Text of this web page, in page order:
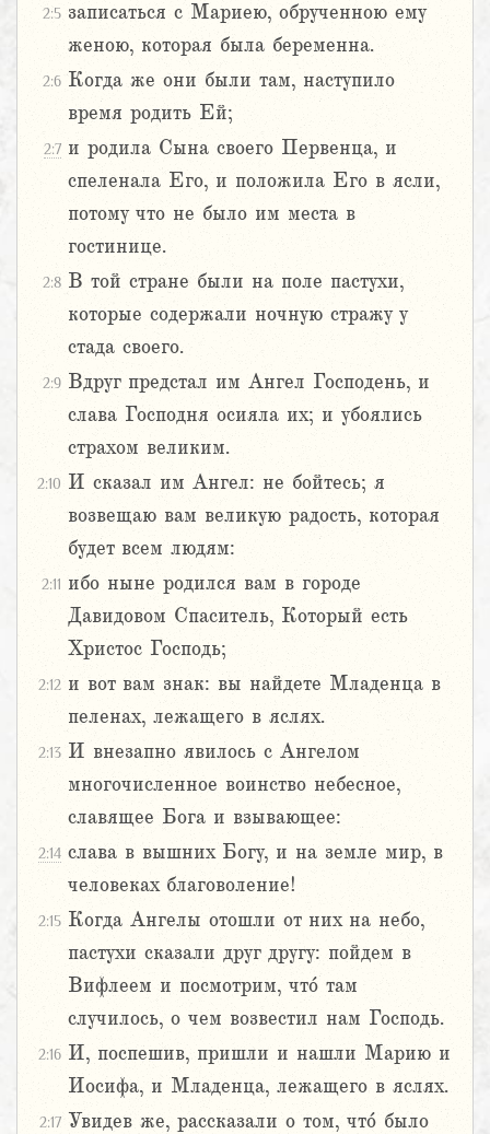
2:5 записаться с Мариею, обрученною ему
женою, которая была беременна.
2:6 Когда же они были там, наступило
время родить Ей;
2:7 и родила Сына своего Первенца, и
спеленала Его, и положила Его в ясли,
потому что не было им места в
гостинице.
2:8 В той стране были на поле пастухи,
которые содержали ночную стражу у
стада своего.
2:9 Вдруг предстал им Ангел Господень, и
слава Господня осияла их; и убоялись
страхом великим.
2:10 И сказал им Ангел: не бойтесь; я
возвещаю вам великую радость, которая
будет всем людям:
2:11 ибо ныне родился вам в городе
Давидовом Спаситель, Который есть
Христос Господь;
2:12 и вот вам знак: вы найдете Младенца в
пеленах, лежащего в яслях.
2:13 И внезапно явилось с Ангелом
многочисленное воинство небесное,
славящее Бога и взывающее:
2:14 слава в вышних Богу, и на земле мир, в
человеках благоволение!
2:15 Когда Ангелы отошли от них на небо,
пастухи сказали друг другу: пойдем в
Вифлеем и посмотрим, что́ там
случилось, о чем возвестил нам Господь.
2:16 И, поспешив, пришли и нашли Марию и
Иосифа, и Младенца, лежащего в яслях.
2:17 Увидев же, рассказали о том, что́ было